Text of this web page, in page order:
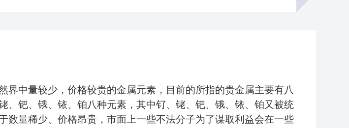
界中量较少，价格较贵的金属元素，目前的所指的贵金属主要有八
、钯、锇、铱、铂八种元素，其中钌、铑、钯、锇、铱、铂又被统
数量稀少、价格昂贵，市面上一些不法分子为了谋取利益会在一些